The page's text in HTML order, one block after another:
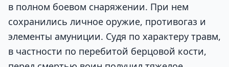
в полном боевом снаряжении. При нем
сохранились личное оружие, противогаз и
элементы амуниции. Судя по характеру травм,
в частности по перебитой берцовой кости,